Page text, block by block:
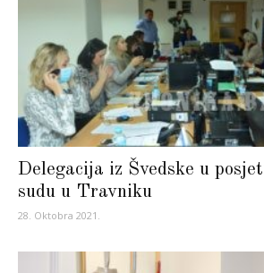
Delegacija iz Švedske u
sudu u Travniku
28. Oktobra 2021.